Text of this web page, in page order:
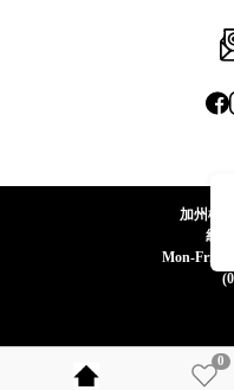
0
加州椰
統
Mon-Fri